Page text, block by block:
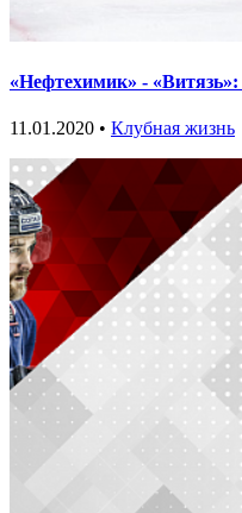
«Нефтехимик» -
11.01.2020 • Клубная жизнь